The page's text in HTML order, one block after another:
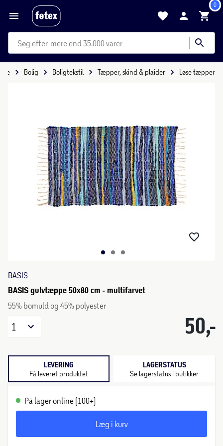
0
mere end 35.000 varer
Bolig Boligtekstil Tæpper, skind & plaider Løse tæpper
BASIS
BASIS gulvtæppe 50x80 cm - multifarvet
55% bomuld og 45% polyester
50,-
1
LEVERING
Få leveret produktet
LAGERSTATUS
Se lagerstatus i butikker
På lager online (100+)
Læg i kurv